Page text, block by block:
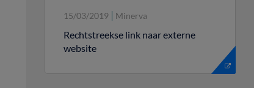
15/03/2019 Minerva
Rechtstreekse link naar externe
website